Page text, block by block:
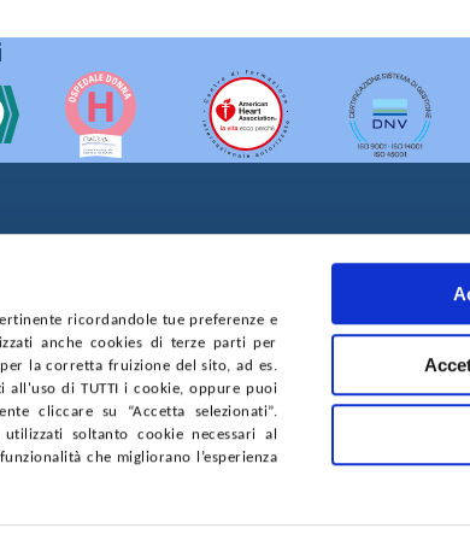
ricordandole tue preferenze e
anche cookies di terze parti per
la corretta fruizione del sito, ad es.
all'uso di TUTTI i cookie, oppure puoi
cliccare su “Accetta selezionati”.
soltanto cookie necessari al
che migliorano l’esperienza
dei centri che partecipano a tali progetti.
SOSTIENICI MAPPA DEL SITO